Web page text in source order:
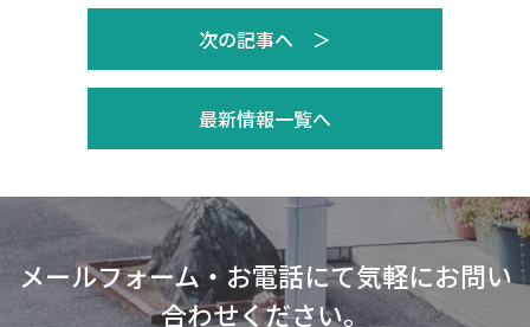
次の記事へ ＞
最新情報一覧へ
メールフォーム・お電話にて気軽にお問い
合わせください。